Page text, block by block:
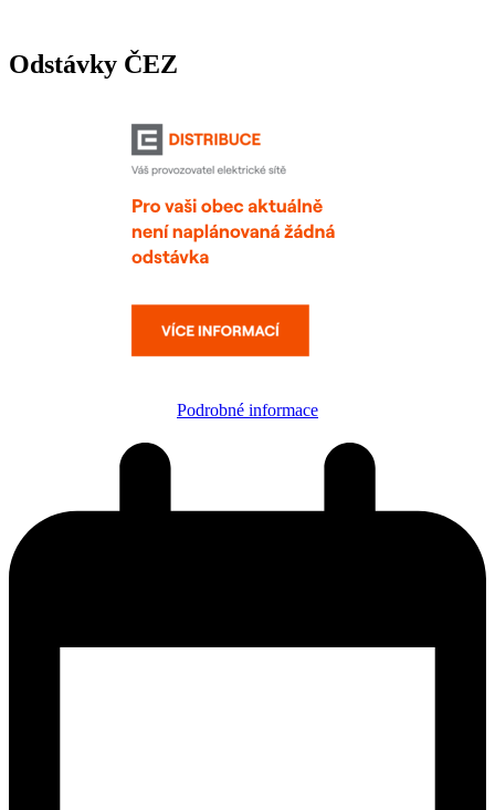
Odstávky ČEZ
Podrobné informace